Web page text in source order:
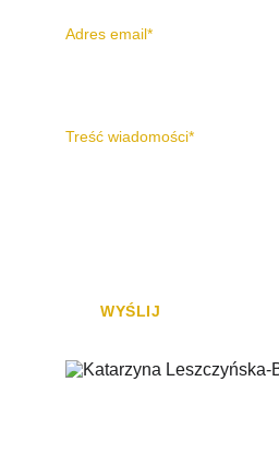
Adres email*
Treść wiadomości*
WYŚLIJ